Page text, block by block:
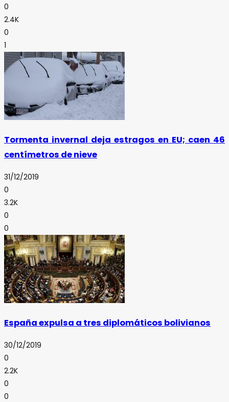
0
2.4K
0
1
Tormenta invernal deja estragos en EU; caen 46
centímetros de nieve
31/12/2019
0
3.2K
0
0
España expulsa a tres diplomáticos bolivianos
30/12/2019
0
2.2K
0
0